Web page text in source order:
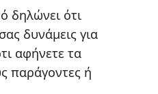
δηλώνει ότι
δυνάμεις για
αφήνετε τα
παράγοντες ή